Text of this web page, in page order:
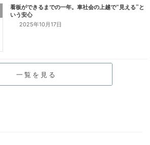
2025年10月17日
一覧を見る